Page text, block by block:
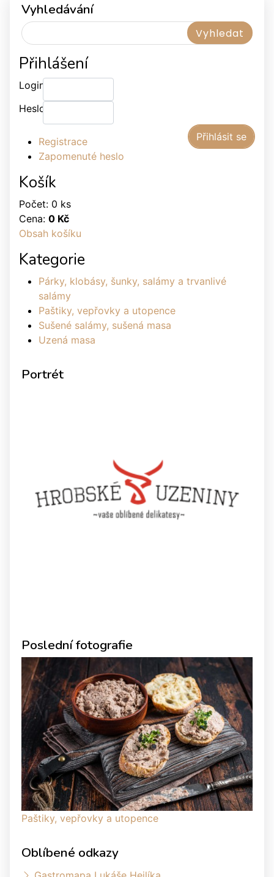
Vyhledávání
Přihlášení
Login:
Heslo:
Registrace
Zapomenuté heslo
Košík
Počet: 0 ks
Cena: 0 Kč
Obsah košíku
Kategorie
Párky, klobásy, šunky, salámy a trvanlivé
salámy
Paštiky, vepřovky a utopence
Sušené salámy, sušená masa
Uzená masa
Portrét
Poslední fotografie
Paštiky, vepřovky a utopence
Oblíbené odkazy